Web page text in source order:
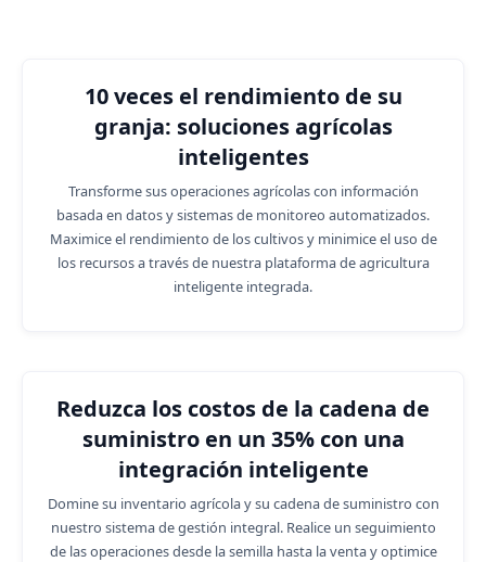
10 veces el rendimiento de su
granja: soluciones agrícolas
inteligentes
Transforme sus operaciones agrícolas con información
basada en datos y sistemas de monitoreo automatizados.
Maximice el rendimiento de los cultivos y minimice el uso de
los recursos a través de nuestra plataforma de agricultura
inteligente integrada.
Reduzca los costos de la cadena de
suministro en un 35% con una
integración inteligente
Domine su inventario agrícola y su cadena de suministro con
nuestro sistema de gestión integral. Realice un seguimiento
de las operaciones desde la semilla hasta la venta y optimice